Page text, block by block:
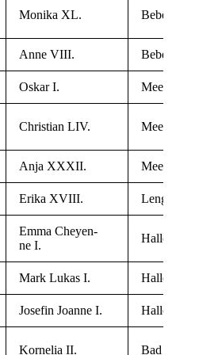
Moni­ka XL. Beber­tal
Anne VIII. Beber­tal
Oskar I. Mee­r­a­ne
Chris­ti­an LIV. Mee­r­a­ne
Anja XXXII. Mee­r­a­ne
Eri­ka XVIII. Len­ge­de
Emma Chey­en­
ne I.
Halle/Saale
Mark Luk­as I. Halle/Saale
Jose­fin Joan­ne I. Halle/Saale
Kor­ne­lia II. Bad